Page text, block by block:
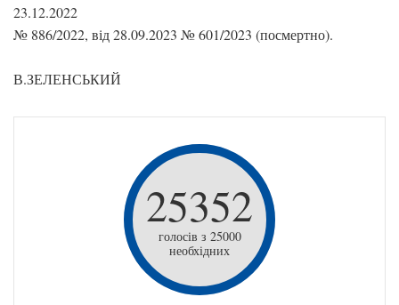
23.12.2022
№ 886/2022, від 28.09.2023 № 601/2023 (посмертно).
В.ЗЕЛЕНСЬКИЙ
25352
голосів з 25000
необхідних